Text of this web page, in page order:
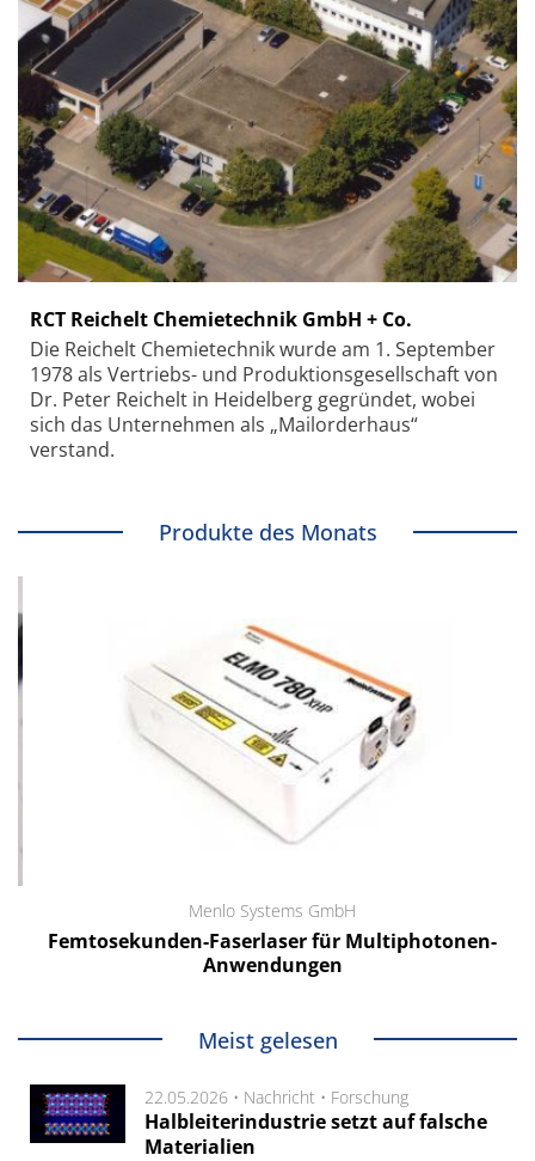
RCT Reichelt Chemietechnik GmbH + Co.
Die Reichelt Chemietechnik wurde am 1. September
1978 als Vertriebs- und Produktionsgesellschaft von
Dr. Peter Reichelt in Heidelberg gegründet, wobei
sich das Unternehmen als „Mailorderhaus“
verstand.
Produkte des Monats
Menlo Systems GmbH
Femtosekunden-Faserlaser für Multiphotonen-
Anwendungen
Meist gelesen
22.05.2026 • Nachricht • Forschung
Halbleiterindustrie setzt auf falsche
Materialien